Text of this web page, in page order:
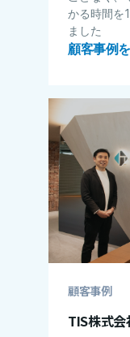
かる​​時間を
ました
顧客事例
顧客事例
TIS株式会